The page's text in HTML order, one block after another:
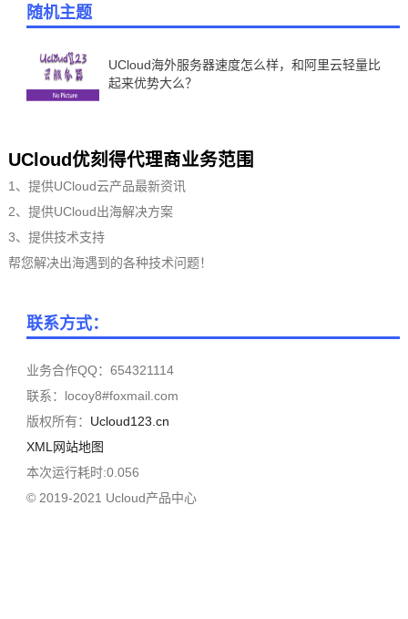
随机主题
UCloud海外服务器速度怎么样，和阿里云轻量比
起来优势大么？
UCloud优刻得代理商业务范围
1、提供UCloud云产品最新资讯
2、提供UCloud出海解决方案
3、提供技术支持
帮您解决出海遇到的各种技术问题！
联系方式：
业务合作QQ：654321114
联系：locoy8#foxmail.com
版权所有： Ucloud123.cn
XML网站地图
本次运行耗时:0.056
© 2019-2021 Ucloud产品中心